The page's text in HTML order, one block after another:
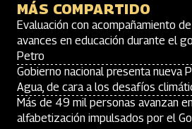
MÁS COMPARTIDO
Evaluación con acompañamiento
avances en educación durante el
Petro
Gobierno nacional presenta nueva
Agua, de cara a los desafíos
Más de 49 mil personas avanzan
alfabetización impulsados por el